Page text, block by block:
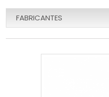
FABRICANTES